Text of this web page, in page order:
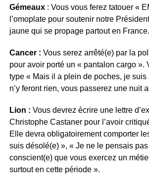
Gémeaux: Vous vous ferez tatouer «
l’omoplate pour soutenir notre
jaune qui se propage partout en France.
Cancer : Vous serez arrêté(e) par la
pour avoir porté un « pantalon cargo ».
type « Mais il a plein de poches, je suis
n’y feront rien, vous passerez une nuit
Lion : Vous devrez écrire une lettre
Christophe Castaner pour l’avoir
Elle devra obligatoirement comporter
suis désolé(e) », « Je ne le pensais
conscient(e) que vous exercez un
surtout en cette période ».